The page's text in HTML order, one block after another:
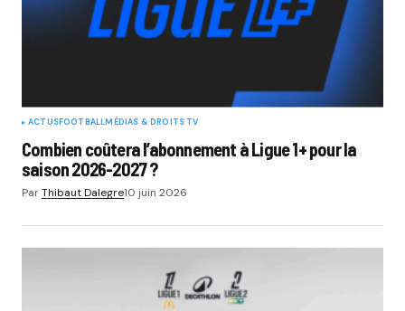
ACTUSFOOTBALLMÉDIAS & DROITS TV
Combien coûtera l’abonnement à Ligue 1+ pour la
saison 2026-2027 ?
ParThibaut Dalegre10 juin 2026